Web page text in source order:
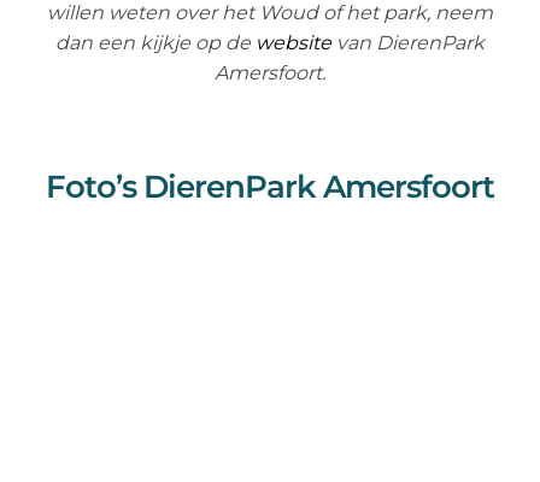
willen weten over het Woud of het park, neem
dan een kijkje op de websitevan DierenPark
Amersfoort.
Foto’s DierenPark Amersfoort